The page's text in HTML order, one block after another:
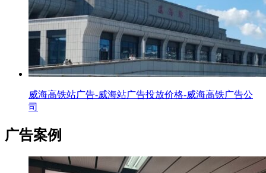
威海高铁站广告-威海站广告投放价格-威海高铁广告公
司
广告案例